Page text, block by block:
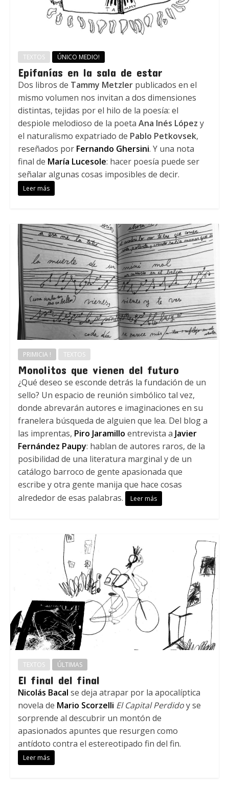
TEXTOS ÚNICO MEDIO!
Epifanías en la sala de estar
Dos libros de Tammy Metzlerpublicados en el
mismo volumen nos invitan a dos dimensiones
distintas, tejidas por el hilo de la poesía: el
despiole melodioso de la poeta Ana Inés López y
el naturalismo expatriado de Pablo Petkovsek,
reseñados por Fernando Ghersini. Y una nota
final de María Lucesole: hacer poesía puede ser
señalar algunas cosas imposibles de decir.
Leer más
PRIMICIA ! TEXTOS
Monolitos que vienen del futuro
¿Qué deseo se esconde detrás la fundación de un
sello? Un espacio de reunión simbólico tal vez,
donde abrevarán autores e imaginaciones en su
franelera búsqueda de alguien que lea. Del blog a
las imprentas, Piro Jaramillo entrevista a Javier
Fernández Paupy: hablan de autores raros, de la
posibilidad de una literatura marginal y de un
catálogo barroco de gente apasionada que
escribe y otra gente manija que hace cosas
alrededor de esas palabras.
Leer más
TEXTOS ÚLTIMAS
El final del final
Nicolás Bacal se deja atrapar por la apocalíptica
novela de Mario Scorzelli El Capital Perdidoy se
sorprende al descubrir un montón de
apasionados apuntes que resurgen como
antídoto contra el estereotipado fin del fin.
Leer más